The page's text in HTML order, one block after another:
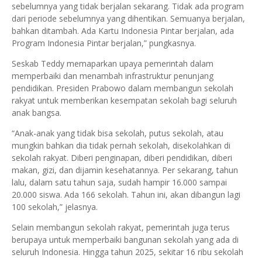
sebelumnya yang tidak berjalan sekarang. Tidak ada program
dari periode sebelumnya yang dihentikan. Semuanya berjalan,
bahkan ditambah. Ada Kartu Indonesia Pintar berjalan, ada
Program Indonesia Pintar berjalan,” pungkasnya.
Seskab Teddy memaparkan upaya pemerintah dalam
memperbaiki dan menambah infrastruktur penunjang
pendidikan. Presiden Prabowo dalam membangun sekolah
rakyat untuk memberikan kesempatan sekolah bagi seluruh
anak bangsa.
“Anak-anak yang tidak bisa sekolah, putus sekolah, atau
mungkin bahkan dia tidak pernah sekolah, disekolahkan di
sekolah rakyat. Diberi penginapan, diberi pendidikan, diberi
makan, gizi, dan dijamin kesehatannya. Per sekarang, tahun
lalu, dalam satu tahun saja, sudah hampir 16.000 sampai
20.000 siswa. Ada 166 sekolah. Tahun ini, akan dibangun lagi
100 sekolah,” jelasnya.
Selain membangun sekolah rakyat, pemerintah juga terus
berupaya untuk memperbaiki bangunan sekolah yang ada di
seluruh Indonesia. Hingga tahun 2025, sekitar 16 ribu sekolah